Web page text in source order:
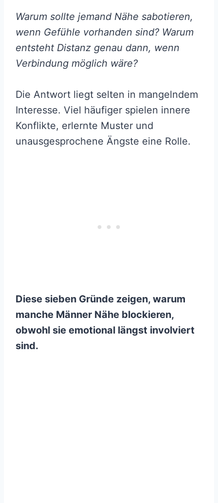
Warum sollte jemand Nähe sabotieren,
wenn Gefühle vorhanden sind? Warum
entsteht Distanz genau dann, wenn
Verbindung möglich wäre?
Die Antwort liegt selten in mangelndem
Interesse. Viel häufiger spielen innere
Konflikte, erlernte Muster und
unausgesprochene Ängste eine Rolle.
Diese sieben Gründe zeigen, warum
manche Männer Nähe blockieren,
obwohl sie emotional längst involviert
sind.